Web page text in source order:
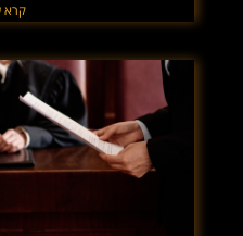
קרא